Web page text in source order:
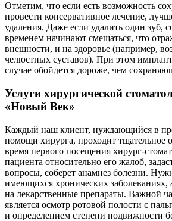
Отметим, что если есть возможность
провести консервативное лечение,
удаления. Даже если удалить один зуб,
временем начинают смещаться, что
внешности, и на здоровье (например,
челюстных суставов). При этом
случае обойдется дороже, чем
Услуги хирургической
«Новый Век»
Каждый наш клиент, нуждающийся в
помощи хирурга, проходит тщательное
время первого посещения хирург-
пациента относительно его жалоб,
вопросы, соберет анамнез болезни.
имеющихся хронических заболеваниях,
на лекарственные препараты. Важной
является осмотр ротовой полости с
и определением степени подвижности